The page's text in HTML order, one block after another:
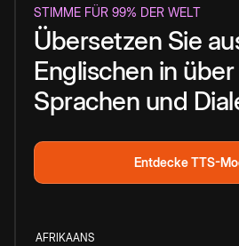
STIMME FÜR 99% DER WELT
Übersetzen Sie
Englischen in über
Sprachen und
Entdecke TTS-
AFRIKAANS